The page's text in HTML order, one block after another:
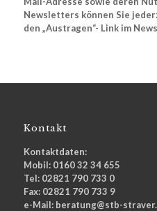
Newsletters können Sie
den „Austragen“- Link im
Kontakt
Kontaktdaten:
Mobil: 0160 32 34 655
Tel: 02821 790 733 0
Fax: 02821 790 733 9
e-Mail: beratung@stb-